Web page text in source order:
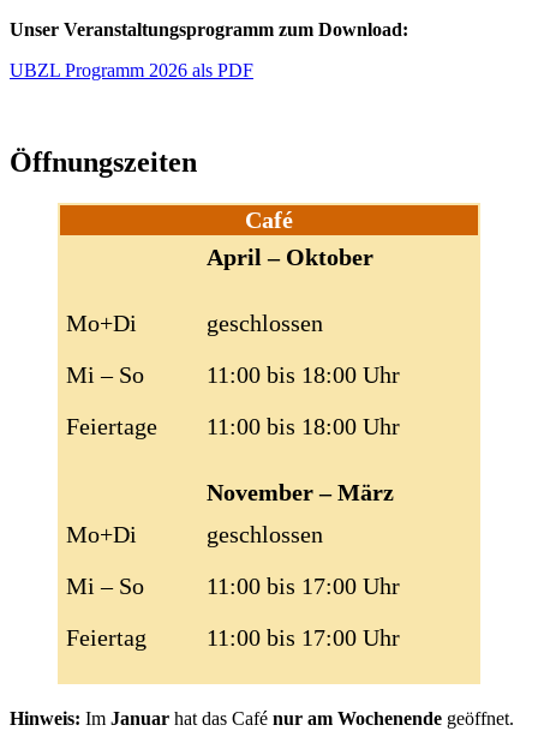
Unser Veranstaltungsprogramm zum Download:
UBZL Programm 2026 als PDF
Öffnungszeiten
Café
April – Oktober
Mo+Di
Mi – So
Feiertage
geschlossen
11:00 bis 18:00 Uhr
11:00 bis 18:00 Uhr
November – März
Mo+Di
Mi – So
Feiertag
geschlossen
11:00 bis 17:00 Uhr
11:00 bis 17:00 Uhr
Hinweis: Im Januar hat das Café nur am Wochenende geöffnet.